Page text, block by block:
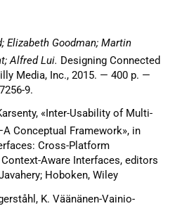
Elizabeth Goodman; Martin
Alfred Lui. Designing Connected
Media, Inc., 2015. — 400 p. —
9.
«Inter-Usability of Multi-
Conceptual Framework», in
Cross-Platform
Aware Interfaces, editors
Hoboken, Wiley
K. Väänänen-Vainio-